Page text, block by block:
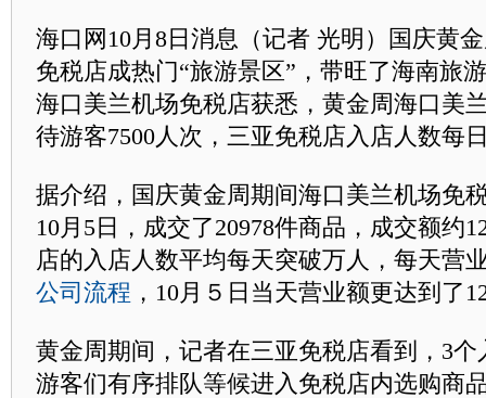
海口网10月8日消息（记者 光明）国庆黄
免税店成热门“旅游景区”，带旺了海南旅
海口美兰机场免税店获悉，黄金周海口美
待游客7500人次，三亚免税店入店人数每
据介绍，国庆黄金周期间海口美兰机场免
10月5日，成交了20978件商品，成交额约
店的入店人数平均每天突破万人，每天营
公司流程 ，10月５日当天营业额更达到了
黄金周期间，记者在三亚免税店看到，3
游客们有序排队等候进入免税店内选购商